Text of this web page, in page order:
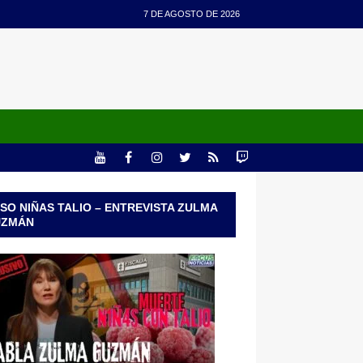
7 DE AGOSTO DE 2026
NIÑAS TALIO – ENTREVISTA ZULMA